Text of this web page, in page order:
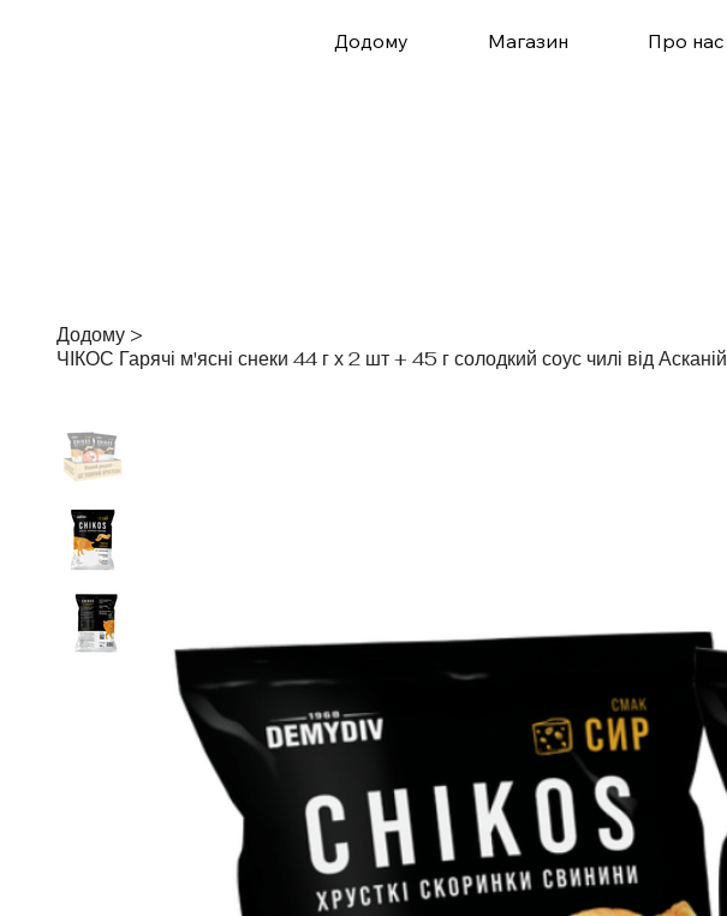
Додому Магазин Про нас
Додому >
ЧІКОС Гарячі м'ясні снеки 44 г х 2 шт + 45 г солодкий соус чилі від Асканій